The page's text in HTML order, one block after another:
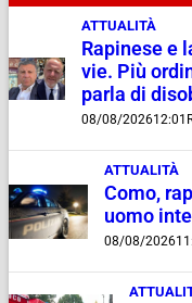
ATTUALITÀ
Rapinese e
vie. Più
parla di
08/08/202612:01
ATTUALITÀ
Como,
uomo
08/08/2026